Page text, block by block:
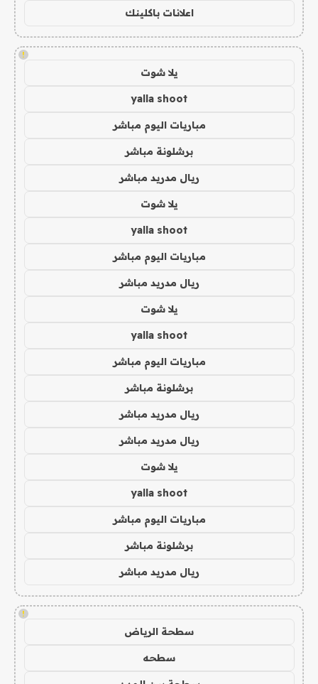
اعلانات باكلينك
!
يلا شوت
yalla shoot
مباريات اليوم مباشر
برشلونة مباشر
ريال مدريد مباشر
يلا شوت
yalla shoot
مباريات اليوم مباشر
ريال مدريد مباشر
يلا شوت
yalla shoot
مباريات اليوم مباشر
برشلونة مباشر
ريال مدريد مباشر
ريال مدريد مباشر
يلا شوت
yalla shoot
مباريات اليوم مباشر
برشلونة مباشر
ريال مدريد مباشر
!
سطحة الرياض
سطحه